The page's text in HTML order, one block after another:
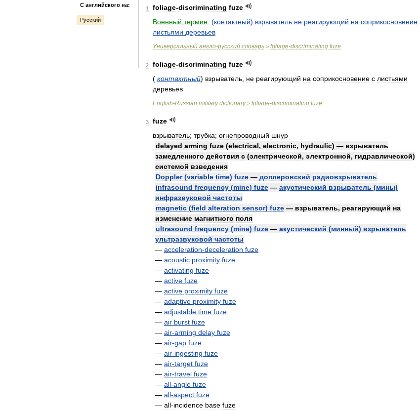
С английского на:
Русский
1 foliage-discriminating fuze
Военный термин: (контактный) взрыватель не реагирующий на соприкосновение
листьями деревьев
Универсальный англо-русский словарь > foliage-discriminating fuze
2 foliage-discriminating fuze
( контактный) взрыватель не реагирующий на соприкосновение с листьями
деревьев
English-Russian military dictionary> foliage-discriminating fuze
3
fuze
взрыватель; трубка; огнепроводный шнур
delayed arming fuze (electrical, electronic, hydraulic) — взрыватель
замедленного действия с (электрической, электронной, гидравлической)
системой взведения
Doppler(variable time) fuze — доплеровский радиовзрыватель
infrasound frequency (mine) fuze — акустический взрыватель (мины)
инфразвуковой частоты
magnetic (field alteration sensor) fuze — взрыватель, реагирующий на
изменение магнитного поля
ultrasound frequency (mine) fuze — акустический (минный) взрыватель
ультразвуковой частоты
— acceleration-deceleration fuze
— acoustic proximity fuze
— activating fuze
— active fuze
— active proximity fuze
— adaptive proximity fuze
— adjustable time fuze
— air burst fuze
— air-arming delay fuze
— air-gap fuze
— air-ingesting fuze
— air-target fuze
— air-travel fuze
— all-angle fuze
— all-aspect fuze
— all-incidence base fuze